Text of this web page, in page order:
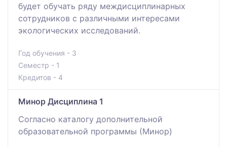
будет обучать ряду междисциплинарных
сотрудников с различными интересами
экологических исследований.
Год обучения - 3
Семестр - 1
Кредитов - 4
Минор Дисциплина 1
Согласно каталогу дополнительной
образовательной программы (Минор)